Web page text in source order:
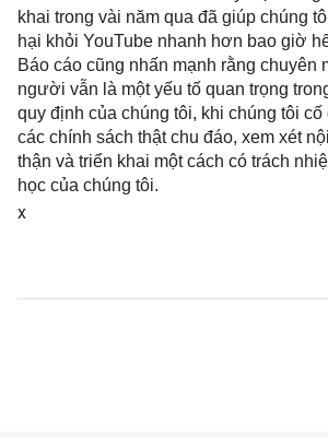
khai trong vài năm qua đã giúp chúng
hại khỏi YouTube nhanh hơn bao giờ
Báo cáo cũng nhấn mạnh rằng chuyên
người vẫn là một yếu tố quan trọng
quy định của chúng tôi, khi chúng tôi cố
các chính sách thật chu đáo, xem xét
thận và triển khai một cách có trách
học của chúng tôi.
x